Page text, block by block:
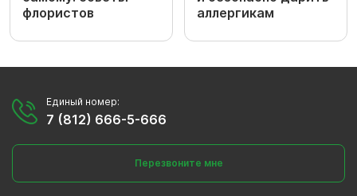
флористов
аллергикам
Единый номер:
7 (812) 666-5-666
Перезвоните мне